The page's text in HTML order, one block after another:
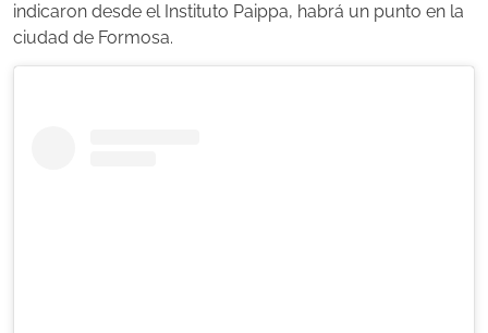
indicaron desde el Instituto Paippa, habrá un punto en la
ciudad de Formosa.